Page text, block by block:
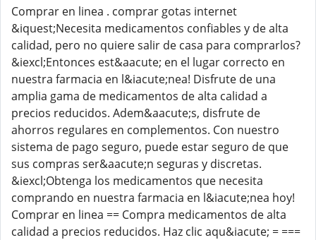
Comprar en linea . comprar gotas internet
&iquest;Necesita medicamentos confiables y de alta
calidad, pero no quiere salir de casa para comprarlos?
&iexcl;Entonces est&aacute; en el lugar correcto en
nuestra farmacia en l&iacute;nea! Disfrute de una
amplia gama de medicamentos de alta calidad a
precios reducidos. Adem&aacute;s, disfrute de
ahorros regulares en complementos. Con nuestro
sistema de pago seguro, puede estar seguro de que
sus compras ser&aacute;n seguras y discretas.
&iexcl;Obtenga los medicamentos que necesita
comprando en nuestra farmacia en l&iacute;nea hoy!
Comprar en linea == Compra medicamentos de alta
calidad a precios reducidos. Haz clic aqu&iacute; = ===